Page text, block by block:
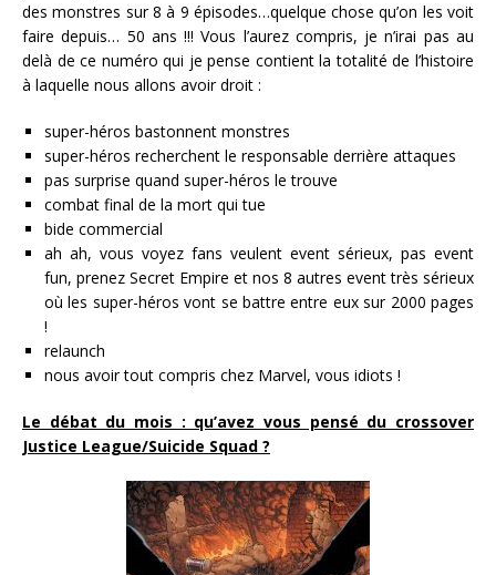
des monstres sur 8 à 9 épisodes…quelque chose qu’on les voit
faire depuis… 50 ans !!! Vous l’aurez compris, je n’irai pas au
delà de ce numéro qui je pense contient la totalité de l’histoire
à laquelle nous allons avoir droit :
super-héros bastonnent monstres
super-héros recherchent le responsable derrière attaques
pas surprise quand super-héros le trouve
combat final de la mort qui tue
bide commercial
ah ah, vous voyez fans veulent event sérieux, pas event
fun, prenez Secret Empire et nos 8 autres event très sérieux
où les super-héros vont se battre entre eux sur 2000 pages
!
relaunch
nous avoir tout compris chez Marvel, vous idiots !
Le débat du mois : qu’avez vous pensé du crossover
Justice League/Suicide Squad ?